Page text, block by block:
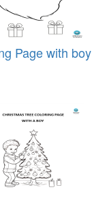
Page with boy